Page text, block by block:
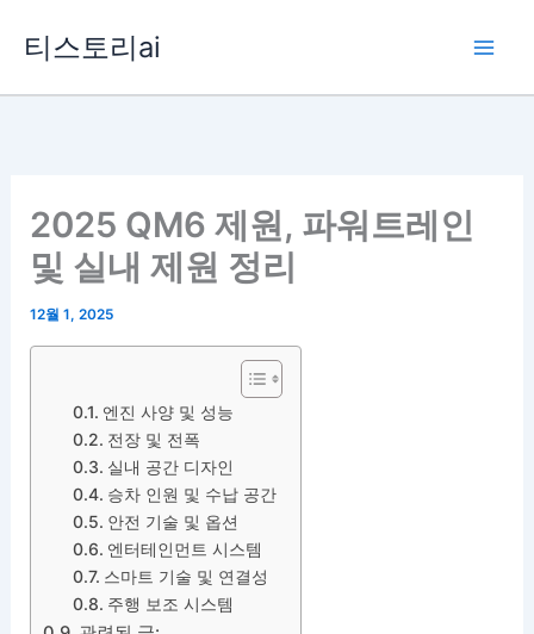
티스토리ai
2025 QM6 제원, 파워트레인
및 실내 제원 정리
12월 1, 2025
엔진 사양 및 성능
전장 및 전폭
실내 공간 디자인
승차 인원 및 수납 공간
안전 기술 및 옵션
엔터테인먼트 시스템
스마트 기술 및 연결성
주행 보조 시스템